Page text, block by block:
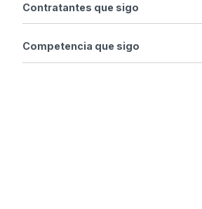
Contratantes que sigo
Competencia que sigo